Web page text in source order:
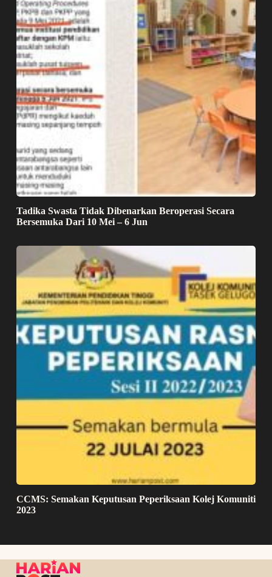
Tadika Swasta Tidak Dibenarkan Beroperasi Secara
Bersemuka Dari 10 Mei – 6 Jun
CCMS: Semakan Keputusan Peperiksaan Kolej Komuniti
2023